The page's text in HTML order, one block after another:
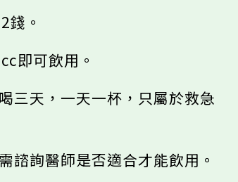
。
即可飲用。
三天，一天一杯，只屬於救急
諮詢醫師是否適合才能飲用。